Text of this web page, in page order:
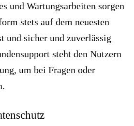
und Wartungsarbeiten sorgen
stets auf dem neuesten
und sicher und zuverlässig
steht den Nutzern
um bei Fragen oder